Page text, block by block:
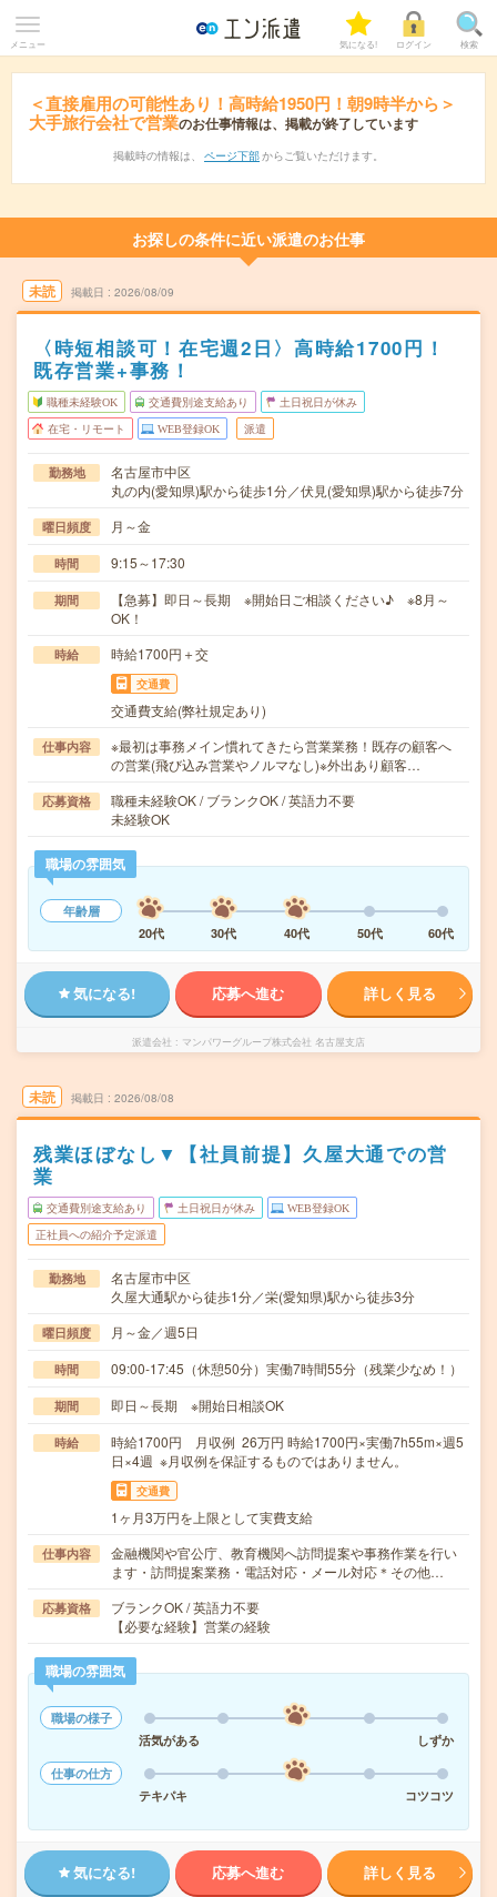
メニュー 気になる! ログイン 検索
＜直接雇用の可能性あり！高時給1950円！朝9時半から＞
大手旅行会社で営業のお仕事情報は、掲載が終了しています
掲載時の情報は、 ページ下部 からご覧いただけます。
お探しの条件に近い派遣のお仕事
未読 掲載日 2026/08/09
〈時短相談可！在宅週2日〉高時給1700円！
既存営業+事務！
職種未経験OK 交通費別途支給あり 土日祝日が休み
在宅・リモート WEB登録OK 派遣
勤務地
名古屋市中区
丸の内(愛知県)駅から徒歩1分／伏見(愛知県)駅から徒歩7分
曜日頻度 月～金
時間 9:15～17:30
期間
【急募】即日～長期 ※開始日ご相談ください♪ ※8月～
OK！
時給 時給1700円＋交
交通費
交通費支給(弊社規定あり)
仕事内容
※最初は事務メイン慣れてきたら営業業務！既存の顧客へ
の営業(飛び込み営業やノルマなし)※外出あり顧客…
応募資格
職種未経験OK / ブランクOK / 英語力不要
未経験OK
職場の雰囲気
年齢層
20代
30代 40代 50代 60代
気になる! 応募へ進む 詳しく見る
派遣会社 マンパワーグループ株式会社 名古屋支店
未読 掲載日 2026/08/08
残業ほぼなし▼【社員前提】久屋大通での営
業
交通費別途支給あり 土日祝日が休み WEB登録OK
正社員への紹介予定派遣
勤務地
名古屋市中区
久屋大通駅から徒歩1分／栄(愛知県)駅から徒歩3分
曜日頻度 月～金／週5日
時間 09:00-17:45（休憩50分）実働7時間55分（残業少なめ！）
期間 即日～長期 ※開始日相談OK
時給
時給1700円 月収例 26万円 時給1700円×実働7h55m×週5
日×4週 ※月収例を保証するものではありません。
交通費
1ヶ月3万円を上限として実費支給
仕事内容
金融機関や官公庁、教育機関へ訪問提案や事務作業を行い
ます・訪問提案業務・電話対応・メール対応＊その他…
応募資格
ブランクOK / 英語力不要
【必要な経験】営業の経験
職場の雰囲気
職場の様子
活気がある
しずか
仕事の仕方
テキパキ
コツコツ
気になる! 応募へ進む 詳しく見る